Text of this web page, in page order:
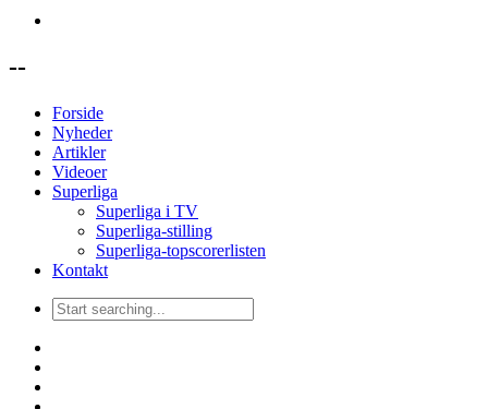
--
Forside
Nyheder
Artikler
Videoer
Superliga
Superliga i TV
Superliga-stilling
Superliga-topscorerlisten
Kontakt